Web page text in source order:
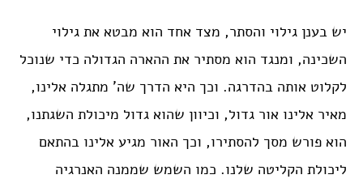
יש בענן גילוי והסתר, מצד אחד הוא מבטא את גילוי
השכינה, ומנגד הוא מסתיר את ההארה הגדולה כדי שנוכל
לקלוט אותה בהדרגה. וכך היא הדרך שה’ מתגלה אלינו,
מאיר אלינו אור גדול, וכיוון שהוא גדול מיכולת השגתנו,
הוא פורש מסך להסתירו, וכך האור מגיע אלינו בהתאם
ליכולת הקליטה שלנו. כמו השמש שממנה האנרגיה